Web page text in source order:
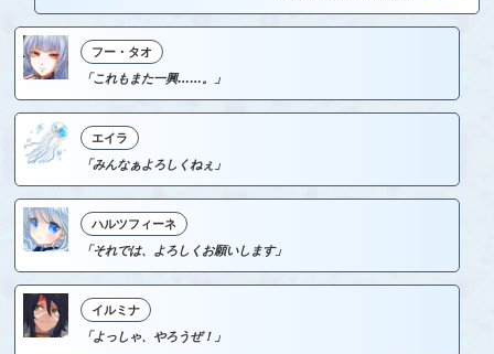
フー・タオ
「これもまた一興……。」
エイラ
「みんなぁよろしくねぇ」
ハルツフィーネ
「それでは、よろしくお願いします」
イルミナ
「よっしゃ、やろうぜ！」